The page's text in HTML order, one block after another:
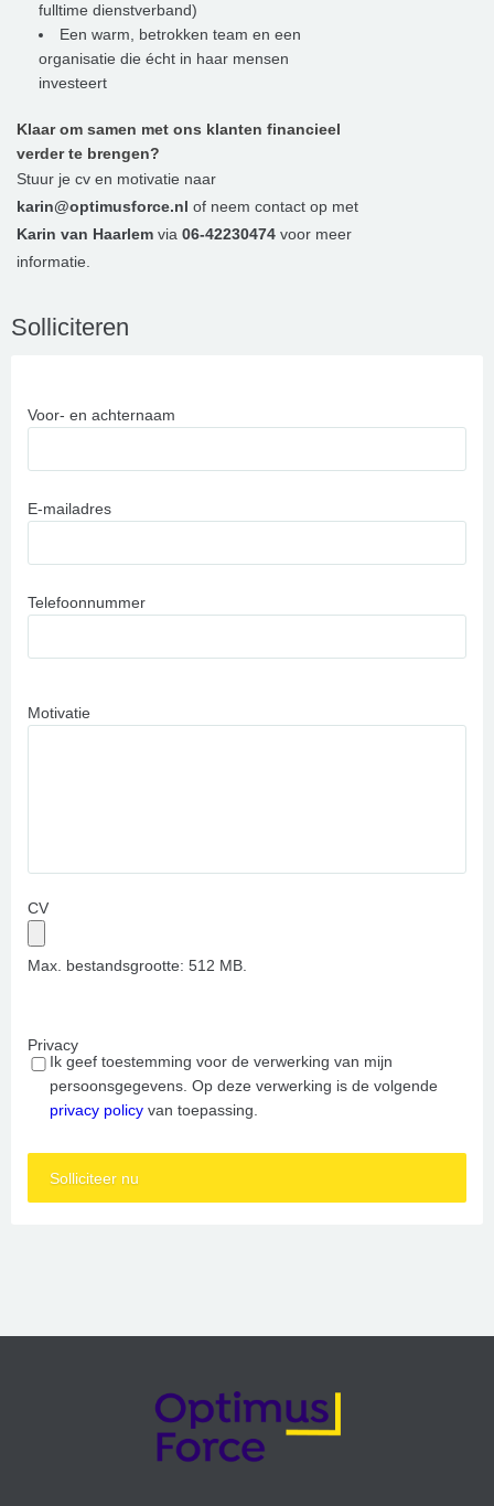
fulltime dienstverband)
Een warm, betrokken team en een
organisatie die écht in haar mensen
investeert
Klaar om samen met ons klanten financieel
verder te brengen?
Stuur je cv en motivatie naar
karin@optimusforce.nlof neem contact op met
Karin van Haarlemvia06-42230474voor meer
informatie.
Solliciteren
Voor- en achternaam
E-mailadres
Telefoonnummer
Motivatie
CV
Max. bestandsgrootte: 512 MB.
Privacy
Ik geef toestemming voor de verwerking van mijn
persoonsgegevens. Op deze verwerking is de volgende
privacy policy van toepassing.